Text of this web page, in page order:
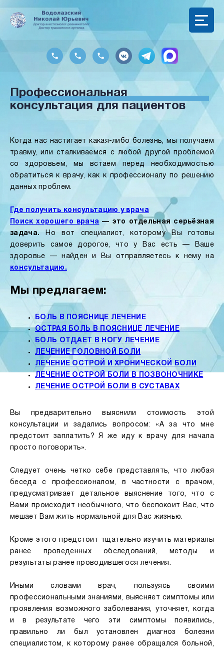
Профессиональная
консультация для пациентов
Когда нас настигает какая-либо болезнь, мы получаем
травму, или сталкиваемся с любой другой проблемой
со здоровьем, мы встаем перед необходимостью
обратиться к врачу, как к профессионалу по решению
данных проблем.
Где получить консультацию у врача
Поиск хорошего врача — это отдельная серьёзная
задача.
Но вот специалист, которому Вы готовы
доверить самое дорогое, что у Вас есть — Ваше
здоровье — найден и Вы отправляетесь к нему на
консультацию.
Мы предлагаем:
БОЛЬ В ПОЯСНИЦЕ ЛЕЧЕНИЕ
ОСТРАЯ БОЛЬ В ПОЯСНИЦЕ ЛЕЧЕНИЕ
БОЛЬ ОТДАЕТ В НОГУ ЛЕЧЕНИЕ
ЛЕЧЕНИЕ ГОЛОВНОЙ БОЛИ
ЛЕЧЕНИЕ ОСТРОЙ И ХРОНИЧЕСКОЙ БОЛИ
ЛЕЧЕНИЕ ОСТРОЙ БОЛИ В ПОЗВОНОЧНИКЕ
ЛЕЧЕНИЕ ОСТРОЙ БОЛИ В СУСТАВАХ
Вы предварительно выяснили стоимость этой
консультации и задались вопросом: «А за что мне
предстоит заплатить? Я же иду к врачу для начала
просто поговорить».
Следует очень четко себе представлять, что любая
беседа с профессионалом, в частности с врачом,
предусматривает детальное выяснение того, что с
Вами происходит необычного, что беспокоит Вас, что
мешает Вам жить нормальной для Вас жизнью.
Кроме этого предстоит тщательно изучить материалы
ранее проведенных обследований, методы и
результаты ранее проводившегося лечения.
Иными словами врач, пользуясь своими
профессиональными знаниями, выясняет симптомы или
проявления возможного заболевания, уточняет, когда
и в результате чего эти симптомы появились,
правильно ли был установлен диагноз болезни
специалистом, к которому ранее обращался больной,